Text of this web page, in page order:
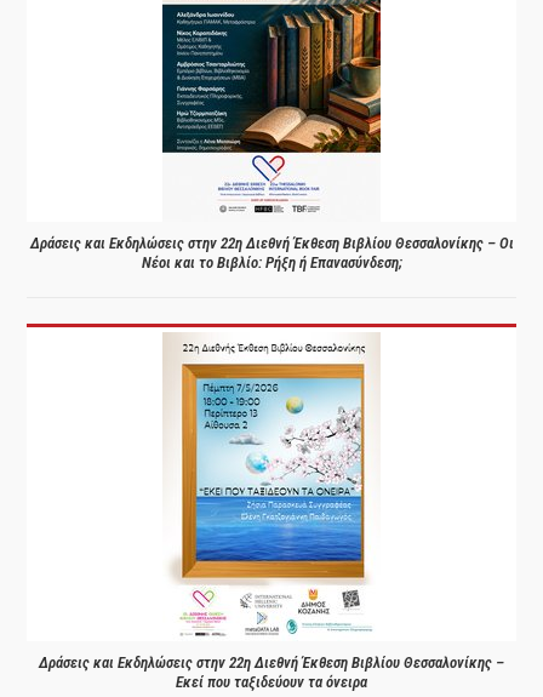
Δράσεις και Εκδηλώσεις στην 22η Διεθνή Έκθεση Βιβλίου Θεσσαλονίκης – Οι
Νέοι και το Βιβλίο: Ρήξη ή Επανασύνδεση;
Δράσεις και Εκδηλώσεις στην 22η Διεθνή Έκθεση Βιβλίου Θεσσαλονίκης –
Εκεί που ταξιδεύουν τα όνειρα